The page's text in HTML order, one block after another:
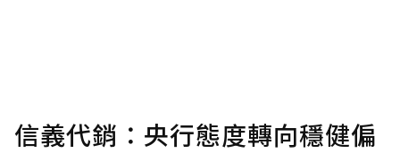
信義代銷：央行態度轉向穩健偏